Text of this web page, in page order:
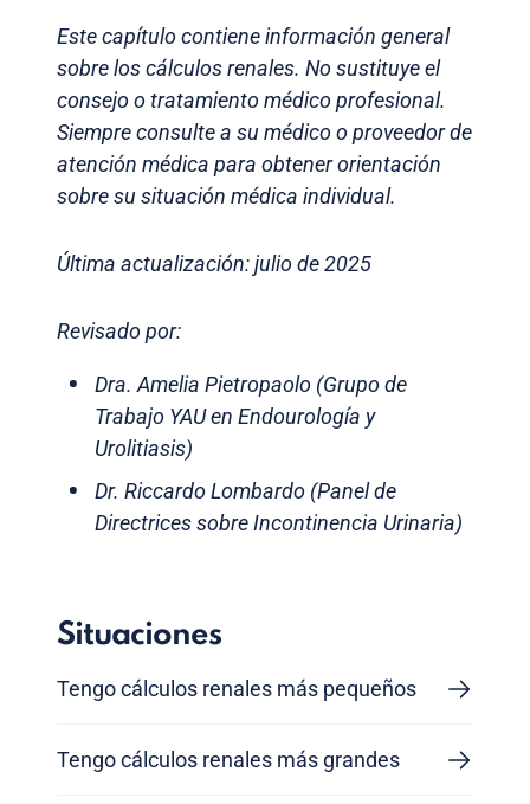
Este capítulo contiene información general
sobre los cálculos renales. No sustituye el
consejo o tratamiento médico profesional.
Siempre consulte a su médico o proveedor de
atención médica para obtener orientación
sobre su situación médica individual.
Última actualización: julio de 2025
Revisado por:
Dra. Amelia Pietropaolo (Grupo de
Trabajo YAU en Endourología y
Urolitiasis)
Dr. Riccardo Lombardo (Panel de
Directrices sobre Incontinencia Urinaria)
Situaciones
Tengo cálculos renales más pequeños
Tengo cálculos renales más grandes